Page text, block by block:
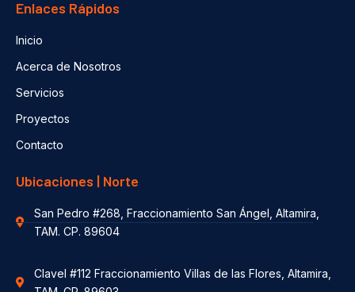
Enlaces Rápidos
Inicio
Acerca de Nosotros
Servicios
Proyectos
Contacto
Ubicaciones | Norte
San Pedro #268, Fraccionamiento San Ángel, Altamira,
TAM. CP. 89604
Clavel #112 Fraccionamiento Villas de las Flores, Altamira,